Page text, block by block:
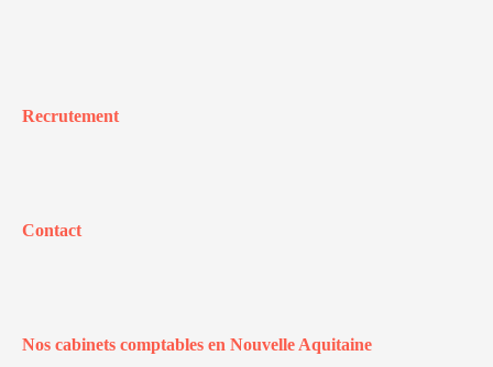
Recrutement
Contact
Nos cabinets comptables en Nouvelle Aquitaine